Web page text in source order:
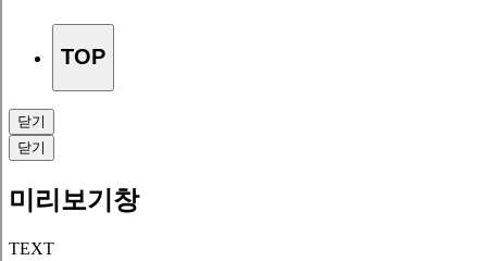
TOP
닫기
닫기
미리보기창
TEXT